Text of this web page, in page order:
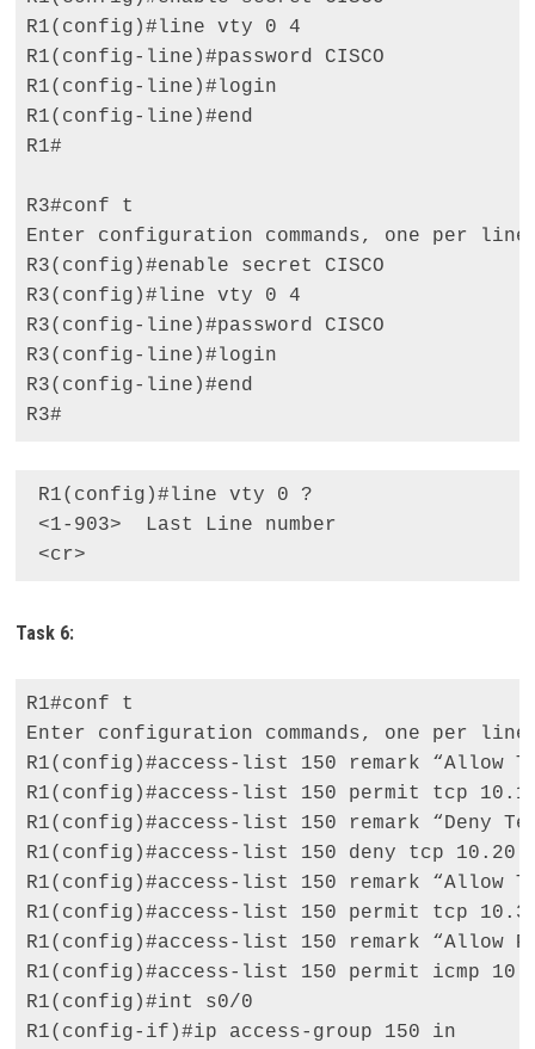
R1(config)#line vty 0 4
R1(config-line)#password CISCO
R1(config-line)#login
R1(config-line)#end
R1#
R3#conf t
Enter configuration commands, one per
R3(config)#enable secret CISCO
R3(config)#line vty 0 4
R3(config-line)#password CISCO
R3(config-line)#login
R3(config-line)#end
R3#
R1(config)#line vty 0 ?
<1-903>  Last Line number
<cr>
Task 6:
R1#conf t
Enter configuration commands, one per
R1(config)#access-list 150 remark “Allow
R1(config)#access-list 150 permit tcp
R1(config)#access-list 150 remark “Deny
R1(config)#access-list 150 deny tcp
R1(config)#access-list 150 remark “Allow
R1(config)#access-list 150 permit tcp
R1(config)#access-list 150 remark “Allow
R1(config)#access-list 150 permit icmp
R1(config)#int s0/0
R1(config-if)#ip access-group 150 in